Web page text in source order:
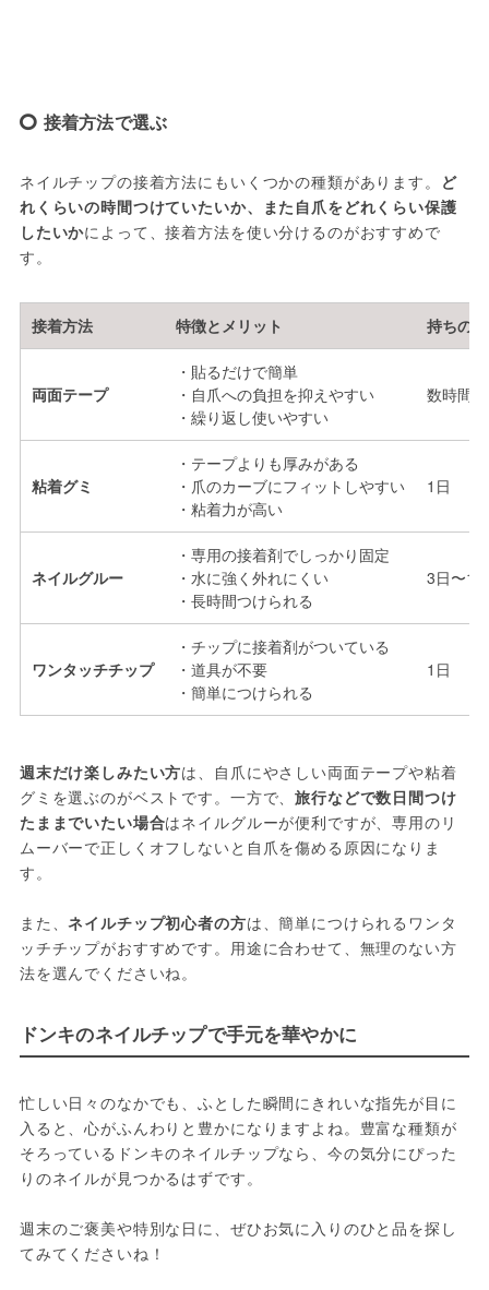
接着方法で選ぶ
ネイルチップの接着方法にもいくつかの種類があります。
ど
れくらいの時間つけていたいか、また自爪をどれくらい保護
したいかによって、接着方法を使い分けるのがおすすめで
す。
接着方法 特徴とメリット 持ちの
両面テープ
・貼るだけで簡単
・自爪への負担を抑えやすい
・繰り返し使いやすい
数時間
粘着グミ
・テープよりも厚みがある
・爪のカーブにフィットしやすい
・粘着力が高い
1日
ネイルグルー
・専用の接着剤でしっかり固定
・水に強く外れにくい
・長時間つけられる
3日〜1
ワンタッチチップ
・チップに接着剤がついている
・道具が不要
・簡単につけられる
1日
週末だけ楽しみたい方は、自爪にやさしい両面テープや粘着
グミを選ぶのがベストです。一方で、旅行などで数日間つけ
たままでいたい場合はネイルグルーが便利ですが、専用のリ
ムーバーで正しくオフしないと自爪を傷める原因になりま
す。
また、ネイルチップ初心者の方は、簡単につけられるワンタ
ッチチップがおすすめです。用途に合わせて、無理のない方
法を選んでくださいね。
ドンキのネイルチップで手元を華やかに
忙しい日々のなかでも、ふとした瞬間にきれいな指先が目に
入ると、心がふんわりと豊かになりますよね。豊富な種類が
そろっているドンキのネイルチップなら、今の気分にぴった
りのネイルが見つかるはずです。
週末のご褒美や特別な日に、ぜひお気に入りのひと品を探し
てみてくださいね！